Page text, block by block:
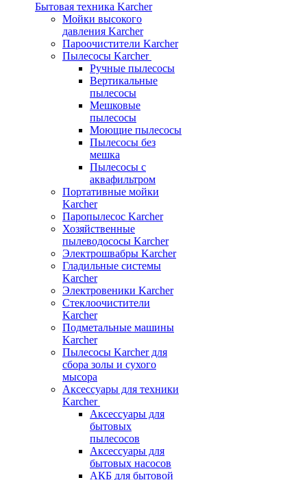
Бытовая техника Karcher
Мойки высокого
давления Karcher
Пароочистители Karcher
Пылесосы Karcher
Ручные пылесосы
Вертикальные
пылесосы
Мешковые
пылесосы
Моющие пылесосы
Пылесосы без
мешка
Пылесосы с
аквафильтром
Портативные мойки
Karcher
Паропылесос Karcher
Хозяйственные
пылеводососы Karcher
Электрошвабры Karcher
Гладильные системы
Karcher
Электровеники Karcher
Стеклоочистители
Karcher
Подметальные машины
Karcher
Пылесосы Karcher для
сбора золы и сухого
мысора
Аксессуары для техники
Karcher
Аксессуары для
бытовых
пылесосов
Аксессуары для
бытовых насосов
АКБ для бытовой